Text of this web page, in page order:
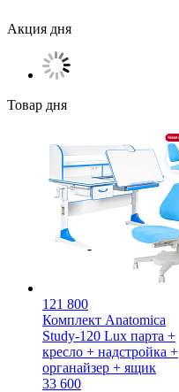
Акция дня
Товар дня
121 800
Комплект Anatomica
Study-120 Lux парта +
кресло + надстройка +
органайзер + ящик
33 600